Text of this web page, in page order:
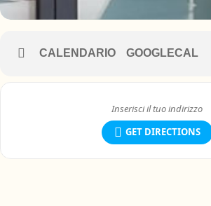
CALENDARIO GOOGLECAL
GET DIRECTIONS